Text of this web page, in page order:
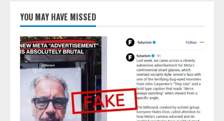
YOU MAY HAVE MISSED